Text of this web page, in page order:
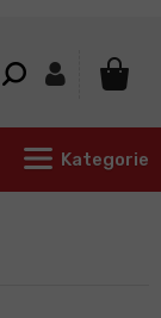
Kategorie